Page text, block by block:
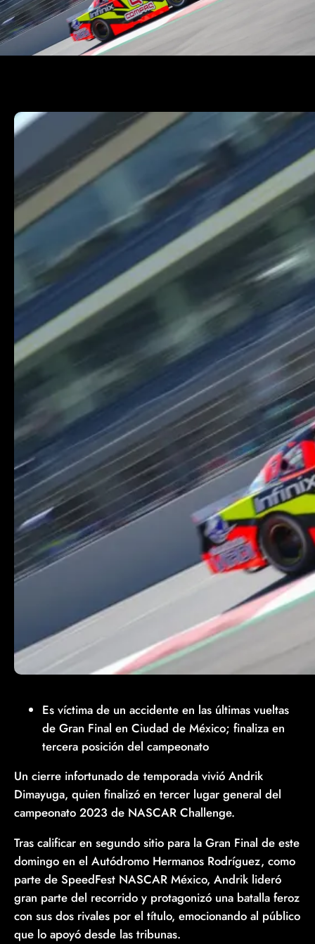
Es víctima de un accidente en las últimas vueltas
de Gran Final en Ciudad de México; finaliza en
tercera posición del campeonato
Un cierre infortunado de temporada vivió Andrik
Dimayuga, quien finalizó en tercer lugar general del
campeonato 2023 de NASCAR Challenge.
Tras calificar en segundo sitio para la Gran Final de este
domingo en el Autódromo Hermanos Rodríguez, como
parte de SpeedFest NASCAR México, Andrik lideró
gran parte del recorrido y protagonizó una batalla feroz
con sus dos rivales por el título, emocionando al público
que lo apoyó desde las tribunas.